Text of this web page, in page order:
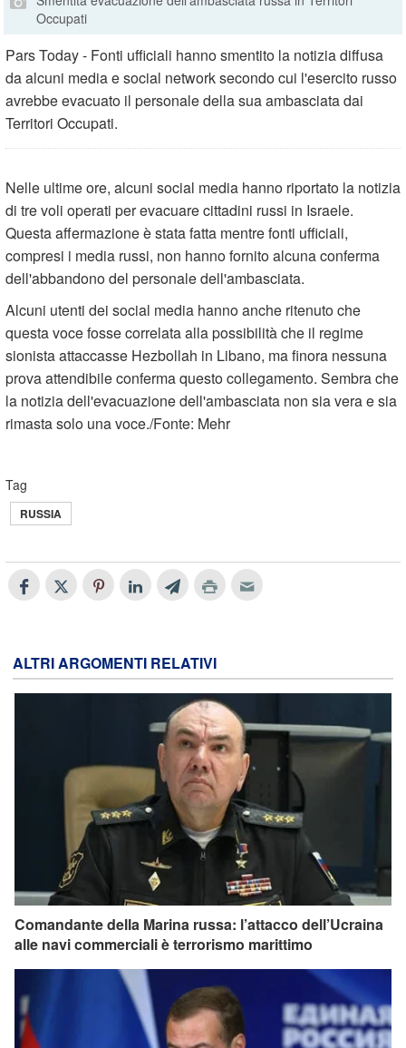
Occupati
Pars Today - Fonti ufficiali hanno smentito la notizia diffusa
da alcuni media e social network secondo cui l'esercito russo
avrebbe evacuato il personale della sua ambasciata dai
Territori Occupati.
Nelle ultime ore, alcuni social media hanno riportato la notizia
di tre voli operati per evacuare cittadini russi in Israele.
Questa affermazione è stata fatta mentre fonti ufficiali,
compresi i media russi, non hanno fornito alcuna conferma
dell'abbandono del personale dell'ambasciata.
Alcuni utenti dei social media hanno anche ritenuto che
questa voce fosse correlata alla possibilità che il regime
sionista attaccasse Hezbollah in Libano, ma finora nessuna
prova attendibile conferma questo collegamento. Sembra che
la notizia dell'evacuazione dell'ambasciata non sia vera e sia
rimasta solo una voce./Fonte: Mehr
Tag
RUSSIA
ALTRI ARGOMENTI RELATIVI
Comandante della Marina russa: l’attacco dell’Ucraina
alle navi commerciali è terrorismo marittimo